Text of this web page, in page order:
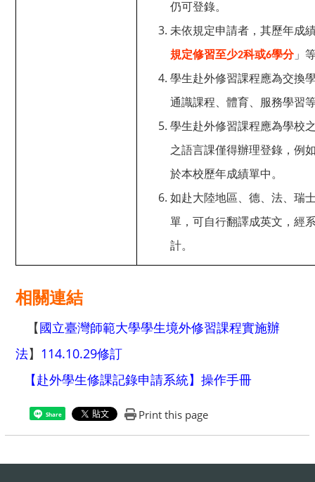
仍可登錄。
未依規定申請者，其歷年成
規定修習至少2科或6學分 」
學生赴外修習課程應為交換
通識課程、體育、服務學習
學生赴外修習課程應為學校
之語言課僅得辦理登錄，例
於本校歷年成績單中。
如赴大陸地區、德、法、瑞
單，可自行翻譯成英文，經
計。
相關連結
【 國立臺灣師範大學學生境外修習課程實施辦
法】 114.10.29修訂
【 赴外學生修課記錄申請系統】 操作手冊
Share Print this page